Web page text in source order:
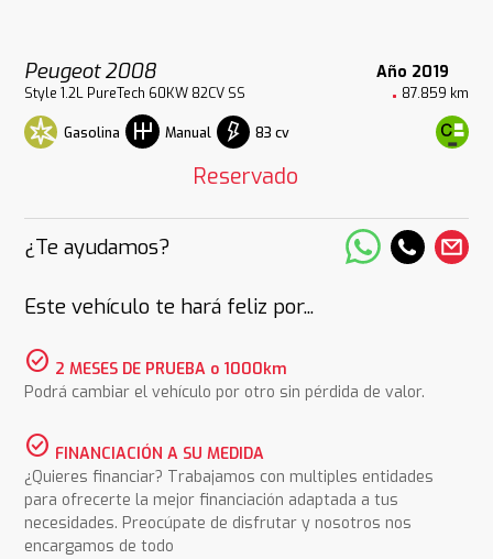
Peugeot 2008 Año 2019
Style 1.2L PureTech 60KW 82CV SS 87.859 km
Gasolina Manual 83 cv
Reservado
¿Te ayudamos?
Este vehículo te hará feliz por...
check_circle 2 MESES DE PRUEBA o 1000km
Podrá cambiar el vehículo por otro sin pérdida de valor.
check_circle FINANCIACIÓN A SU MEDIDA
¿Quieres financiar? Trabajamos con multiples entidades
para ofrecerte la mejor financiación adaptada a tus
necesidades. Preocúpate de disfrutar y nosotros nos
encargamos de todo